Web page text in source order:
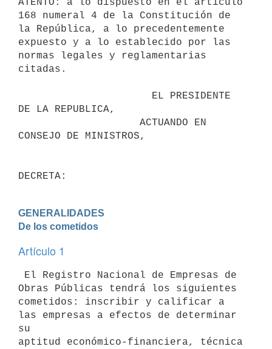
168 numeral 4 de la Constitución de
la República, a lo precedentemente
expuesto y a lo establecido por las
normas legales y reglamentarias
citadas.
DE LA REPUBLICA,
CONSEJO DE MINISTROS,
GENERALIDADES
De los cometidos
Artículo 1
Obras Públicas tendrá los siguientes
cometidos: inscribir y calificar a
las empresas a efectos de determinar
su
aptitud económico-financiera, técnica